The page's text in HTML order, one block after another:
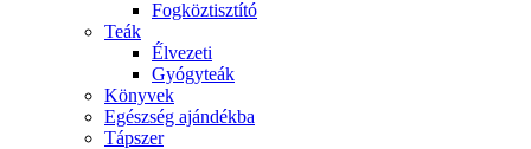
Fogköztisztító
Teák
É́lvezeti
Gyógyteák
Könyvek
Egészség ajándékba
Tápszer